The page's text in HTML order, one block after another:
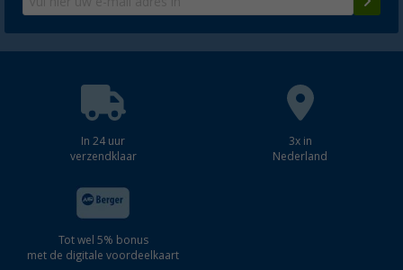
In 24 uur
verzendklaar
3x in
Nederland
Tot wel 5% bonus
met de digitale voordeelkaart